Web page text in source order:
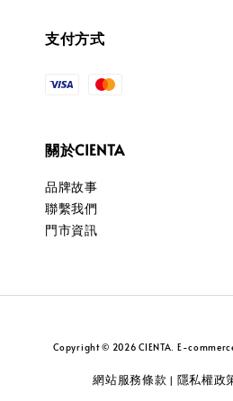
支付方式
關於CIENTA
品牌故事
聯繫我們
門市資訊
Copyright © 2026 CIENTA. E-
網站服務條款 | 隱私權政